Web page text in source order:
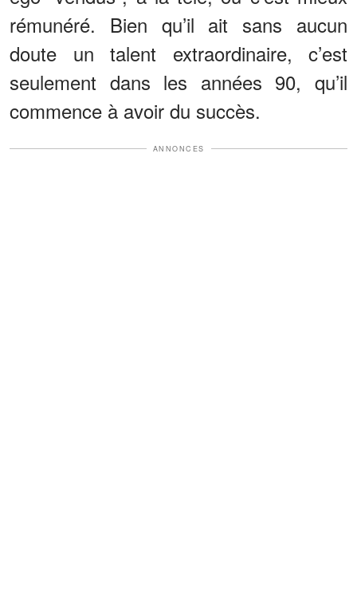
rémunéré. Bien qu’il ait sans aucun
doute un talent extraordinaire, c’est
seulement dans les années 90, qu’il
commence à avoir du succès.
ANNONCES